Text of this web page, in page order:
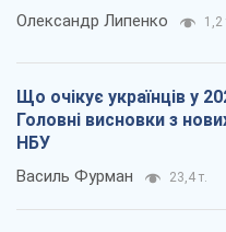
Олександр Липенко 1,2
Що очікує українців у
Головні висновки з
НБУ
Василь Фурман 23,4 т.